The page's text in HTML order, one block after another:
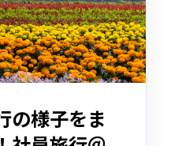
の様子をま